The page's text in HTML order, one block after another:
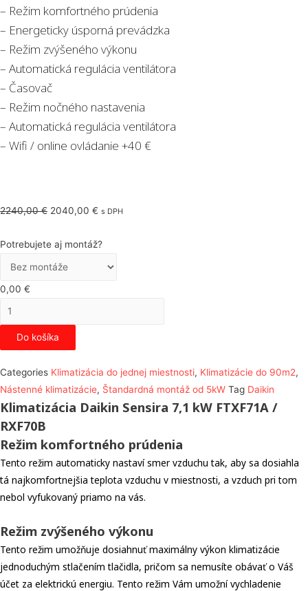
– Režim komfortného prúdenia
– Energeticky úsporná prevádzka
– Režim zvýšeného výkonu
– Automatická regulácia ventilátora
– Časovač
– Režim nočného nastavenia
– Automatická regulácia ventilátora
– Wifi / online ovládanie +40 €
2240,00€ Pôvodná
bola:
2240,00 €.
2040,00 € Aktuálna
je:
s DPH
Potrebujete aj montáž?
0,00 €
množstvo
Daikin
Sensira
kw
Do košíka
Categories Klimatizácia do jednej miestnosti, Klimatizácie do 90m2,
Nástenné klimatizácie, Štandardná montáž od 5kW Tag Daikin
Klimatizácia Daikin Sensira 7,1 kW FTXF71A /
RXF70B
Režim komfortného prúdenia
Tento režim automaticky nastaví smer vzduchu tak, aby sa dosiahla
tá najkomfortnejšia teplota vzduchu v miestnosti, a vzduch pri tom
nebol vyfukovaný priamo na vás.
Režim zvýšeného výkonu
Tento režim umožňuje dosiahnuť maximálny výkon klimatizácie
jednoduchým stlačením tlačidla, pričom sa nemusíte obávať o Váš
účet za elektrickú energiu. Tento režim Vám umožní vychladenie